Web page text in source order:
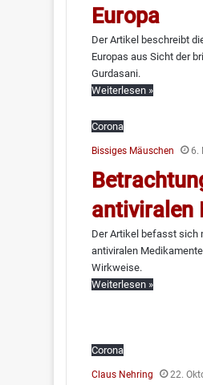
Europa
Der Artikel beschreibt
Europas aus Sicht der
Gurdasani.
Weiterlesen »
Corona
Bissiges Mäuschen 6.
antiviralen
Der Artikel befasst sich
antiviralen
Wirkweise.
Weiterlesen »
Corona
Claus Nehring 22.